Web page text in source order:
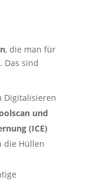
, die man für
Das sind
Digitalisieren
und
(ICE)
die Hüllen